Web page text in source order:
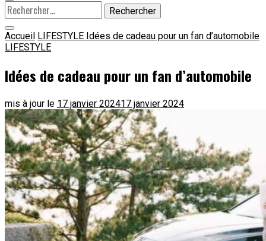
Rechercher :
Accueil LIFESTYLE Idées de cadeau pour un fan d’automobile
LIFESTYLE
Idées de cadeau pour un fan d’automobile
mis à jour le 17 janvier 202417 janvier 2024